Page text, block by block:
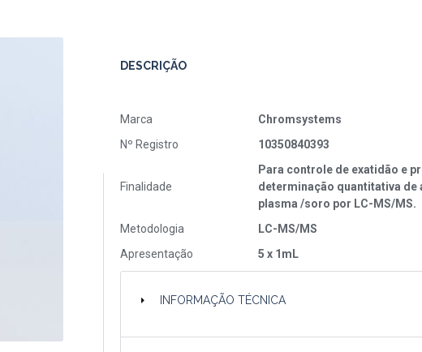
DESCRIÇÃO
Marca
Chromsystems
Nº Registro
10350840393
Finalidade
Para controle de exatidão e
determinação quantitativa de
plasma /soro por LC-MS/MS.
Metodologia
LC-MS/MS
Apresentação
5 x 1mL
INFORMAÇÃO TÉCNICA